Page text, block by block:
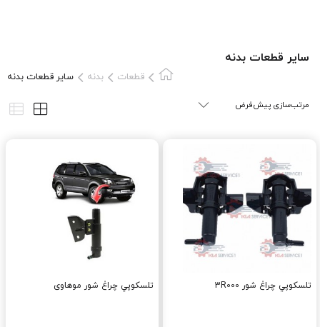
سایر قطعات بدنه
قطعات بدنه سایر قطعات بدنه
تلسکوپي چراغ شور 3R000 تلسکوپي چراغ شور موهاوی